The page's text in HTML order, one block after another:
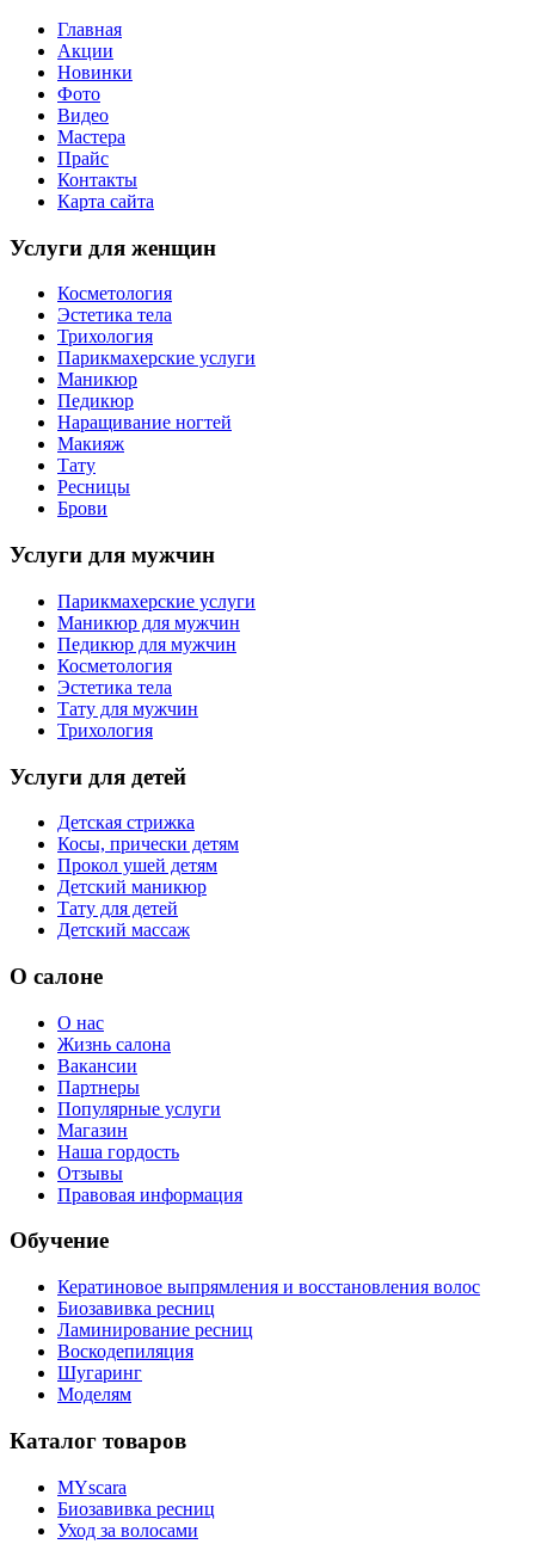
Главная
Акции
Новинки
Фото
Видео
Мастера
Прайс
Контакты
Карта сайта
Услуги для женщин
Косметология
Эстетика тела
Трихология
Парикмахерские услуги
Маникюр
Педикюр
Наращивание ногтей
Макияж
Тату
Ресницы
Брови
Услуги для мужчин
Парикмахерские услуги
Маникюр для мужчин
Педикюр для мужчин
Косметология
Эстетика тела
Тату для мужчин
Трихология
Услуги для детей
Детская стрижка
Косы, прически детям
Прокол ушей детям
Детский маникюр
Тату для детей
Детский массаж
О салоне
О нас
Жизнь салона
Вакансии
Партнеры
Популярные услуги
Магазин
Наша гордость
Отзывы
Правовая информация
Обучение
Кератиновое выпрямления и восстановления волос
Биозавивка ресниц
Ламинирование ресниц
Воскодепиляция
Шугаринг
Моделям
Каталог товаров
MYscara
Биозавивка ресниц
Уход за волосами